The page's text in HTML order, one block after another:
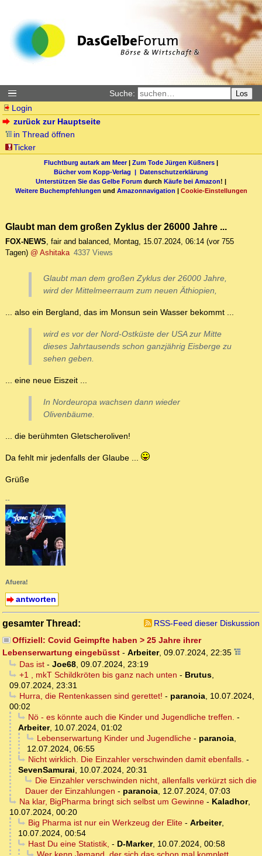
Suche: Los
Login
zurück zur Hauptseite
in Thread öffnen
Ticker
Fluchtburg autark am Meer| Zum Tode Jürgen Küßners |
Bücher vom Kopp-Verlag | Datenschutzerklärung
Unterstützen Sie das Gelbe Forum durch Käufe bei Amazon! |
Weitere Buchempfehlungen und Amazonnavigation | Cookie-Einstellungen
Glaubt man dem großen Zyklus der 26000 Jahre ...
FOX-NEWS, fair and balanced, Montag, 15.07.2024, 06:14 (vor 755
Tagen) @ Ashitaka 4337 Views
Glaubt man dem großen Zyklus der 26000 Jahre,
wird der Mittelmeerraum zum neuen Äthiopien,
... also ein Bergland, das im Monsun sein Wasser bekommt ...
wird es vor der Nord-Ostküste der USA zur Mitte
dieses Jahrtausends schon ganzjährig Eisberge zu
sehen geben.
... eine neue Eiszeit ...
In Nordeuropa wachsen dann wieder
Olivenbäume.
... die berühmten Gletscheroliven!
Da fehlt mir jedenfalls der Glaube ...
Grüße
--
Afuera!
antworten
gesamter Thread:
RSS-Feed dieser Diskussion
Offiziell: Covid Geimpfte haben > 25 Jahre ihrer
Lebenserwartung eingebüsst - Arbeiter, 09.07.2024, 22:35
Das ist- Joe68, 09.07.2024, 23:19
+1 , mkT Schildkröten bis ganz nach unten - Brutus,
09.07.2024, 23:31
Hurra, die Rentenkassen sind gerettet! - paranoia, 10.07.2024,
00:02
Nö - es könnte auch die Kinder und Jugendliche treffen. -
Arbeiter, 10.07.2024, 01:02
Lebenserwartung Kinder und Jugendliche- paranoia,
12.07.2024, 06:55
Nicht wirklich. Die Einzahler verschwinden damit ebenfalls. -
SevenSamurai
10.07.2024, 20:31
Die Einzahler verschwinden nicht, allenfalls verkürzt sich die
Dauer der Einzahlungen - paranoia 12.07.2024, 07:03
Na klar, BigPharma bringt sich selbst um Gewinne- Kaladhor,
10.07.2024, 00:20
Big Pharma ist nur ein Werkzeug der Elite- Arbeiter,
10.07.2024, 00:54
Hast Du eine Statistik, - D-Marker, 10.07.2024, 00:58
Wer kenn Jemand, der sich das schon mal komplett